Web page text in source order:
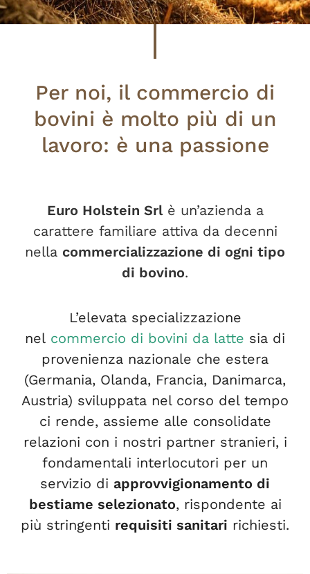
Per noi, il commercio di
bovini è molto più di un
lavoro: è una passione
Euro Holstein Srlè un’azienda a
carattere familiare attiva da decenni
nella commercializzazione di ogni tipo
di bovino.
L’elevata specializzazione
nel commercio di bovini da latte sia di
provenienza nazionale che estera
(Germania, Olanda, Francia, Danimarca,
Austria) sviluppata nel corso del tempo
ci rende, assieme alle consolidate
relazioni con i nostri partner stranieri, i
fondamentali interlocutori per un
servizio di approvvigionamento di
bestiame selezionato, rispondente ai
più stringenti requisiti sanitari richiesti.